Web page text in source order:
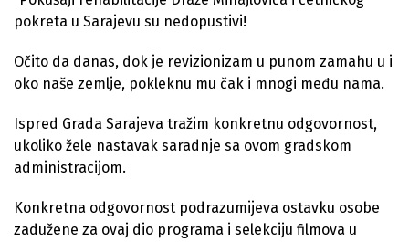
pokreta u Sarajevu su nedopustivi!
Očito da danas, dok je revizionizam u punom zamahu u i
oko naše zemlje, pokleknu mu čak i mnogi među nama.
Ispred Grada Sarajeva tražim konkretnu odgovornost,
ukoliko žele nastavak saradnje sa ovom gradskom
administracijom.
Konkretna odgovornost podrazumijeva ostavku osobe
zadužene za ovaj dio programa i selekciju filmova u